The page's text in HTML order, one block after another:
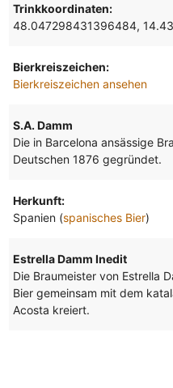
Trinkkoordinaten:
48.047298431396484,
Bierkreiszeichen:
Bierkreiszeichen ansehen
S.A. Damm
Die in Barcelona ansässige
Deutschen 1876 gegründet.
Herkunft:
Spanien (spanisches Bier)
Estrella Damm Inedit
Die Braumeister von Estrella
Bier gemeinsam mit dem
Acosta kreiert.